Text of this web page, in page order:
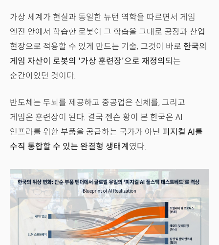
가상 세계가 현실과 동일한 뉴턴 역학을 따르면서 게임
엔진 안에서 학습한 로봇이 그 학습을 그대로 공장과 산업
현장으로 적용할 수 있게 만드는 기술, 그것이 바로 한국의
게임 자산이 로봇의 '가상 훈련장'으로 재정의 되는
순간이었던 것이다.
반도체는 두뇌를 제공하고 중공업은 신체를, 그리고
게임은 훈련장이 된다. 결국 젠슨 황이 본 한국은 AI
인프라를 위한 부품을 공급하는 국가가 아닌 피지컬 AI를
수직 통합할 수 있는 완결형 생태계 였다.